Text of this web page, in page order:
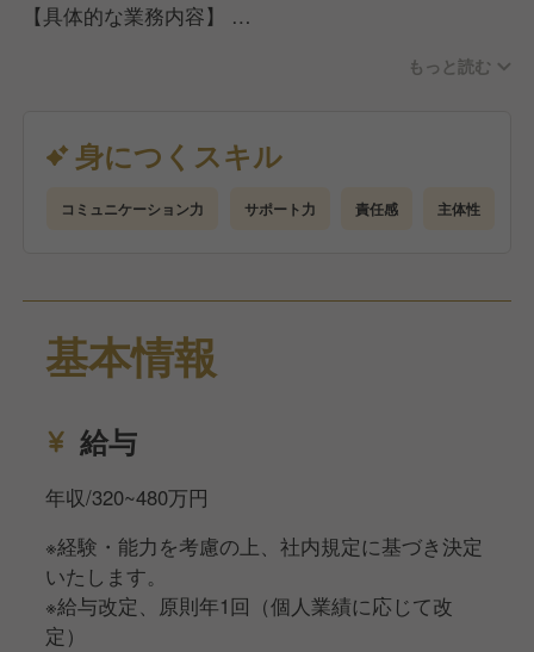
【具体的な業務内容】
り当て、どのように業務を遂行するかチームメンバー
-毎日、客室とレストランやフィットネスセンター・
室内プールを含むパブリックエリアが清潔で品質基準
を満たしていることをインスペクション
-年間の特別作業（清掃）を計画し、期日までに完了
-在庫管理、発注業務
-ヒルトンのスタンダード、ポリシー、手順、監査に
指導、監督する。--必要に応じて、マニュアルやトレ
ーニングスケジュールを作成
-パブリック・バックサイドを含む全てのエリアが整
-危険、事故、損失、損害があれば部門長に報告
など
もっと読む
身につくスキル
コミュニケーション力 サポート力 責任感 主体性
基本情報
給与
年収/320~480万円
※経験・能力を考慮の上、社内規定に基づき決定
いたします。
※給与改定、原則年1回（個人業績に応じて改
定）